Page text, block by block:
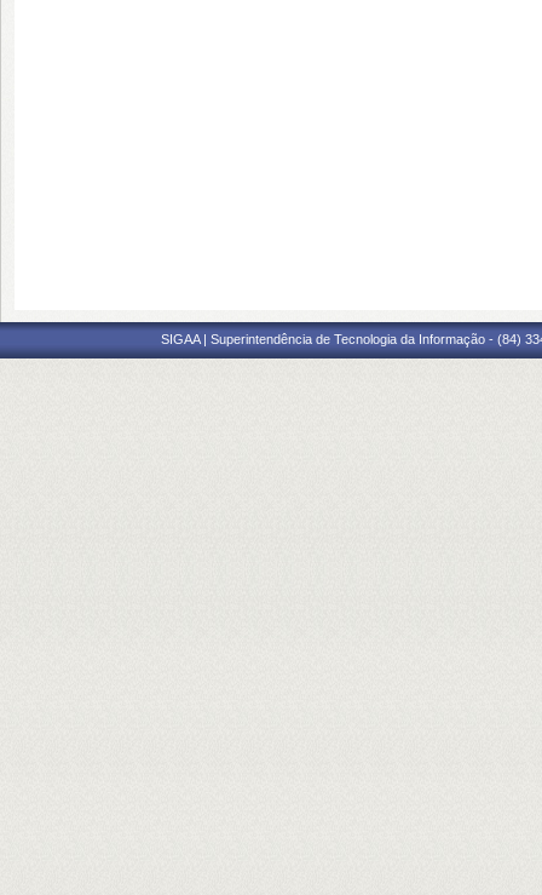
SIGAA | Superintendência de Tecnologia da Informação - (84)